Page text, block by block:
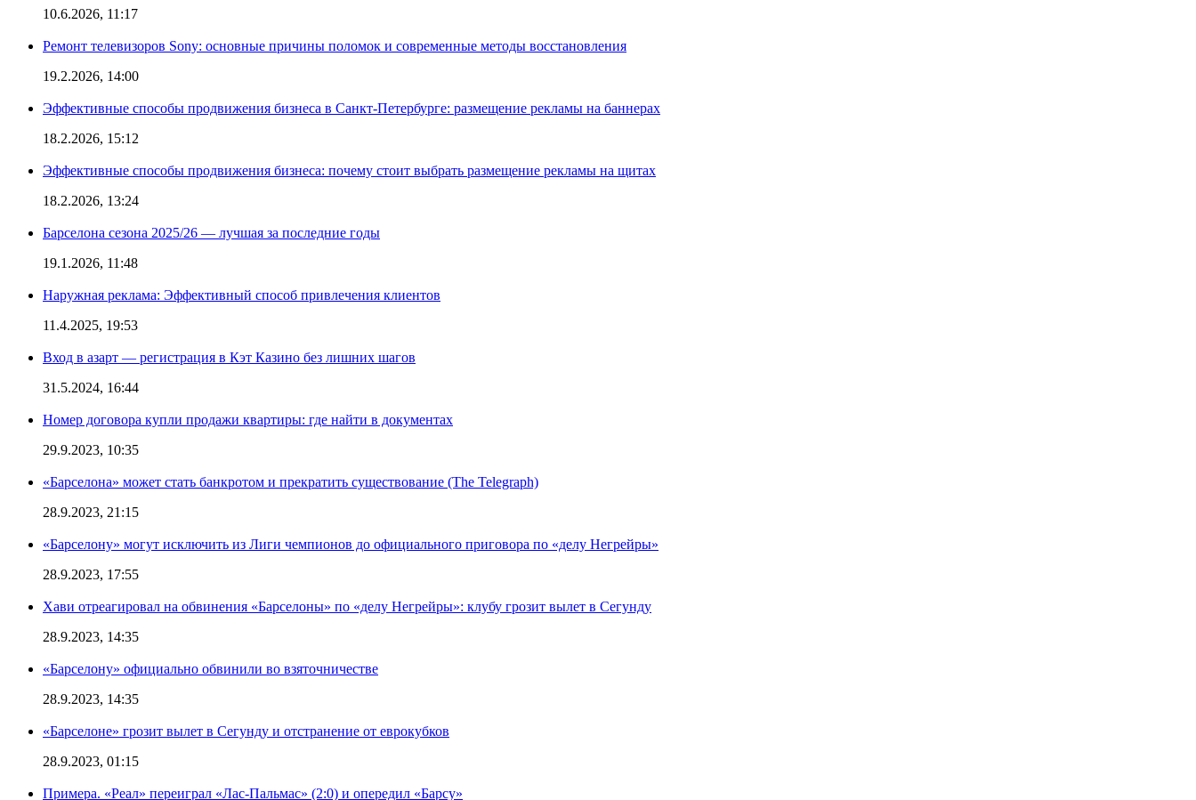
10.6.2026, 11:17
Ремонт телевизоров Sony: основные причины поломок и современные методы восстановления
19.2.2026, 14:00
Эффективные способы продвижения бизнеса в Санкт-Петербурге: размещение рекламы на баннерах
18.2.2026, 15:12
Эффективные способы продвижения бизнеса: почему стоит выбрать размещение рекламы на щитах
18.2.2026, 13:24
Барселона сезона 2025/26 — лучшая за последние годы
19.1.2026, 11:48
Наружная реклама: Эффективный способ привлечения клиентов
11.4.2025, 19:53
Вход в азарт — регистрация в Кэт Казино без лишних шагов
31.5.2024, 16:44
Номер договора купли продажи квартиры: где найти в документах
29.9.2023, 10:35
«Барселона» может стать банкротом и прекратить существование (The Telegraph)
28.9.2023, 21:15
«Барселону» могут исключить из Лиги чемпионов до официального приговора по «делу Негрейры»
28.9.2023, 17:55
Хави отреагировал на обвинения «Барселоны» по «делу Негрейры»: клубу грозит вылет в Сегунду
28.9.2023, 14:35
«Барселону» официально обвинили во взяточничестве
28.9.2023, 14:35
«Барселоне» грозит вылет в Сегунду и отстранение от еврокубков
28.9.2023, 01:15
Примера. «Реал» переиграл «Лас-Пальмас» (2:0) и опередил «Барсу»